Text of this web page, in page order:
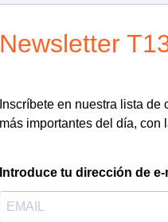
Newsletter
Inscríbete en nuestra lista
más importantes del día, con
Introduce tu dirección de